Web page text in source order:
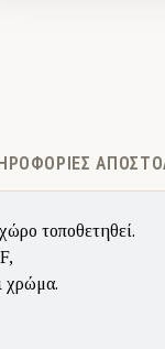
τοποθετηθεί.
χρώμα.